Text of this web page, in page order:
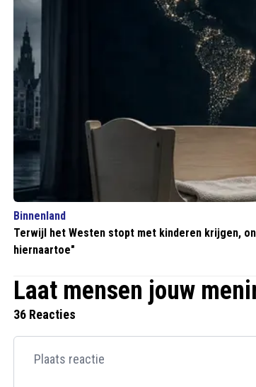
Binnenland
Terwijl het Westen stopt met kinderen krijgen,
hiernaartoe"
Laat mensen jouw
36 Reacties